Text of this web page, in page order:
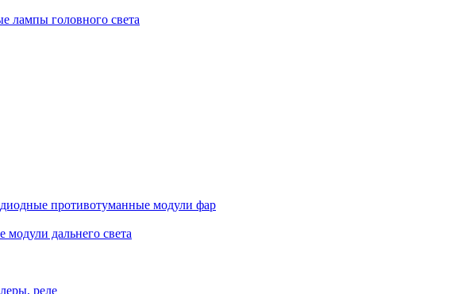
лампы головного света
противотуманные модули фар
модули дальнего света
реле